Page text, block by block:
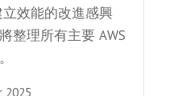
效能的改進感興
整理所有主要 AWS
2025